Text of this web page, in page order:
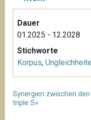
Dauer
01.2025 - 12.2028
Stichworte
Korpus,
Synergien zwischen
triple S»